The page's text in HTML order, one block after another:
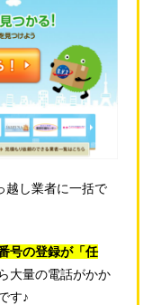
越し業者に一括で
号の登録が「任
大量の電話がかか
す♪